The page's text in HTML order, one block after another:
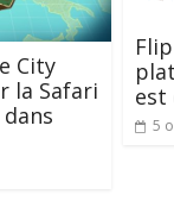
City
la Safari
est
5